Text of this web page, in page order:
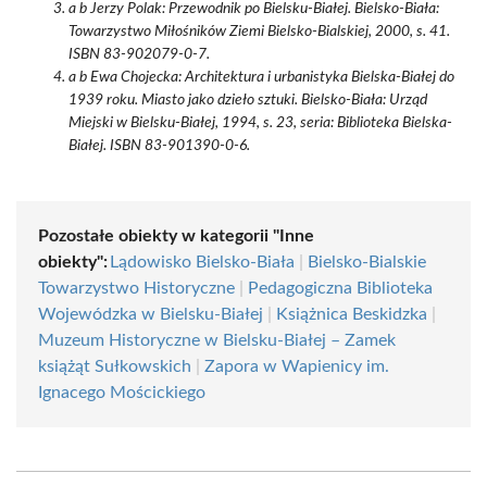
a b Jerzy Polak: Przewodnik po Bielsku-Białej. Bielsko-Biała:
Towarzystwo Miłośników Ziemi Bielsko-Bialskiej, 2000, s. 41.
ISBN 83-902079-0-7.
a b Ewa Chojecka: Architektura i urbanistyka Bielska-Białej do
1939 roku. Miasto jako dzieło sztuki. Bielsko-Biała: Urząd
Miejski w Bielsku-Białej, 1994, s. 23, seria: Biblioteka Bielska-
Białej. ISBN 83-901390-0-6.
Pozostałe obiekty w kategorii "Inne
obiekty": Lądowisko Bielsko-Biała
Bielsko-Bialskie
Towarzystwo Historyczne
Pedagogiczna Biblioteka
Wojewódzka w Bielsku-Białej
Książnica Beskidzka
Muzeum Historyczne w Bielsku-Białej – Zamek
książąt Sułkowskich
Zapora w Wapienicy im.
Ignacego Mościckiego